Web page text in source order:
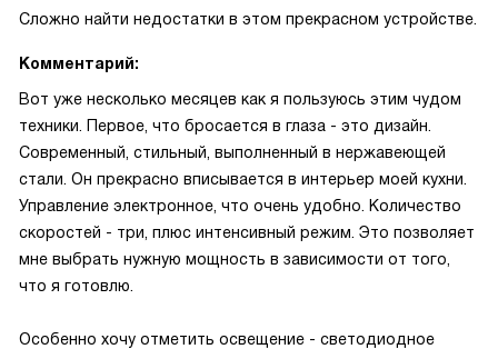
Сложно найти недостатки в этом прекрасном устройстве.
Комментарий:
Вот уже несколько месяцев как я пользуюсь этим чудом
техники. Первое, что бросается в глаза - это дизайн.
Современный, стильный, выполненный в нержавеющей
стали. Он прекрасно вписывается в интерьер моей кухни.
Управление электронное, что очень удобно. Количество
скоростей - три, плюс интенсивный режим. Это позволяет
мне выбрать нужную мощность в зависимости от того,
что я готовлю.
Особенно хочу отметить освещение - светодиодное